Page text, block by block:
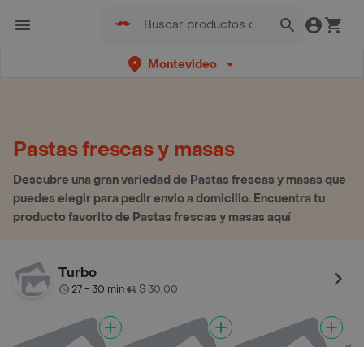
Montevideo
Pastas frescas y masas
Descubre una gran variedad de Pastas frescas y masas que
puedes elegir para pedir envio a domicilio. Encuentra tu
producto favorito de Pastas frescas y masas aquí
Turbo
27 - 30 min• $ 30,00